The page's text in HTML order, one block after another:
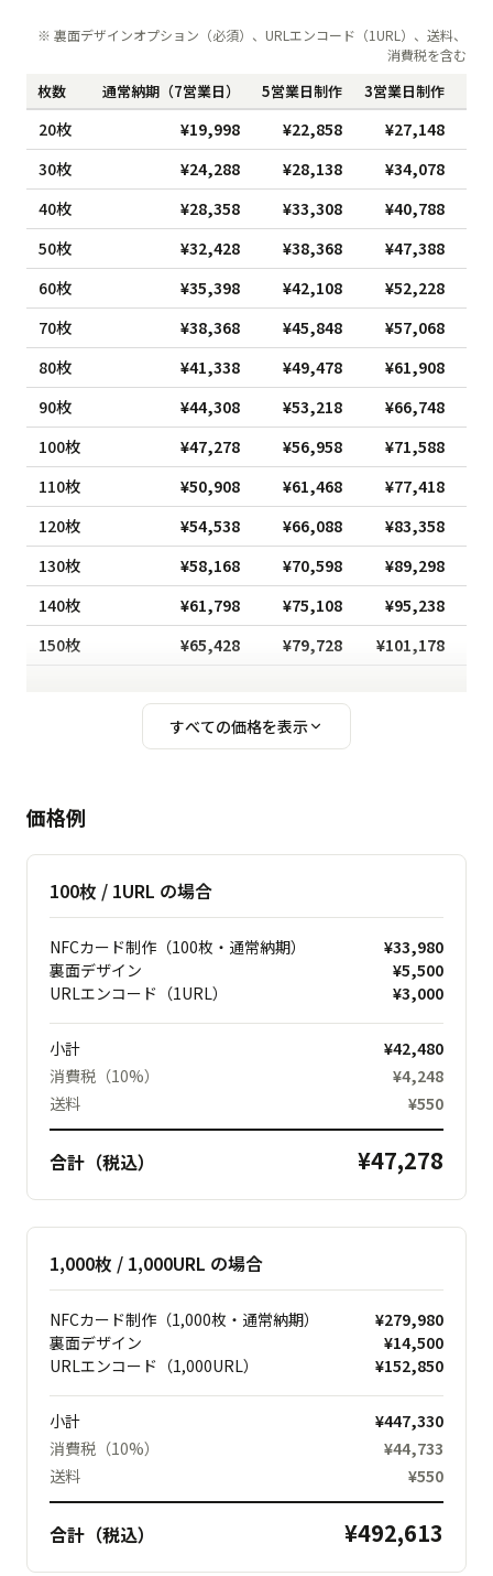
※ 裏面デザインオプション（必須）、URLエンコード（1URL）、送料、
消費税を含む
枚数 通常納期（7営業日） 5営業日制作 3営業日制作
20枚 ¥19,998 ¥22,858 ¥27,148
30枚
¥24,288 ¥28,138 ¥34,078
40枚
¥28,358 ¥33,308 ¥40,788
50枚
¥32,428 ¥38,368 ¥47,388
60枚
¥35,398 ¥42,108 ¥52,228
70枚
¥38,368 ¥45,848 ¥57,068
80枚
¥41,338 ¥49,478 ¥61,908
90枚
¥44,308 ¥53,218 ¥66,748
100枚
¥47,278 ¥56,958 ¥71,588
110枚
¥50,908 ¥61,468 ¥77,418
120枚
¥54,538 ¥66,088 ¥83,358
130枚
¥58,168 ¥70,598 ¥89,298
140枚
¥61,798 ¥75,108 ¥95,238
150枚
¥65,428 ¥79,728 ¥101,178
すべての価格を表示
価格例
100枚 / 1URL の場合
NFCカード制作（100枚・通常納期）
¥33,980
裏面デザイン
¥5,500
URLエンコード（1URL）
¥3,000
小計
¥42,480
消費税（10%）
¥4,248
送料
¥550
合計（税込） ¥47,278
1,000枚 / 1,000URL の場合
NFCカード制作（1,000枚・通常納期）
¥279,980
裏面デザイン
¥14,500
URLエンコード（1,000URL）
¥152,850
小計
¥447,330
消費税（10%）
¥44,733
送料
¥550
合計（税込） ¥492,613